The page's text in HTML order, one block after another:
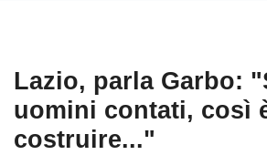
Lazio, parla Garbo:
uomini contati, così
costruire..."